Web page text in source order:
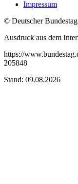
Impressum
© Deutscher Bundestag
Ausdruck aus dem
https://
205848
Stand: 09.08.2026